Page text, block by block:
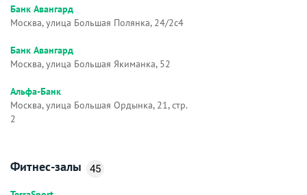
Банк Авангард
Москва, улица Большая Полянка, 24/2с4
Банк Авангард
Москва, улица Большая Якиманка, 52
Альфа-Банк
Москва, улица Большая Ордынка, 21, стр.
2
Фитнес-залы 45